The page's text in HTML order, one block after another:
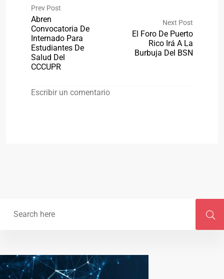
Prev Post
Abren
Convocatoria De
Internado Para
Estudiantes De
Salud Del
CCCUPR
Next Post
El Foro De Puerto
Rico Irá A La
Burbuja Del BSN
Escribir un comentario